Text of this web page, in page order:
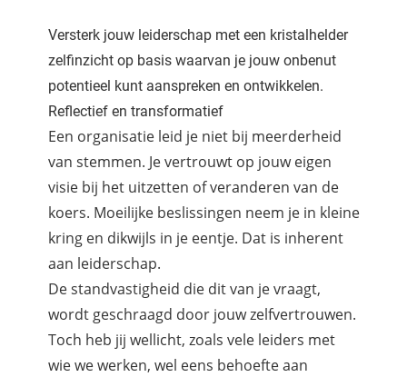
Versterk jouw leiderschap met een kristalhelder
zelfinzicht op basis waarvan je jouw onbenut
potentieel kunt aanspreken en ontwikkelen.
Reflectief en transformatief
Een organisatie leid je niet bij meerderheid
van stemmen. Je vertrouwt op jouw eigen
visie bij het uitzetten of veranderen van de
koers. Moeilijke beslissingen neem je in kleine
kring en dikwijls in je eentje. Dat is inherent
aan leiderschap.
De standvastigheid die dit van je vraagt,
wordt geschraagd door jouw zelfvertrouwen.
Toch heb jij wellicht, zoals vele leiders met
wie we werken, wel eens behoefte aan